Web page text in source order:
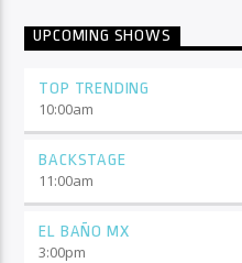
UPCOMING SHOWS
TOP TRENDING
10:00am
BACKSTAGE
11:00am
EL BAÑO MX
3:00pm